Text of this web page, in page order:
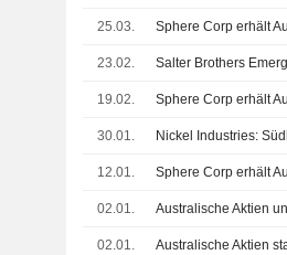
25.03. Sphere Corp erhält
23.02.
19.02. Sphere Corp erhält
30.01.
12.01. Sphere Corp erhält
02.01.
02.01. Australische Aktien